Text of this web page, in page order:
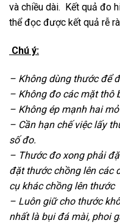
và chiều dài. Kết quả đo
thể đọc được kết quả rễ
Chú ý:
– Không dùng thước để
– Không đo các mặt thô
– Không ép mạnh hai
– Cần hạn chế việc lấy
số đo.
– Thước đo xong phải
đặt thước chồng lên các
cụ khác chồng lên thước
– Luôn giữ cho thước
nhất là bụi đá mài, phoi